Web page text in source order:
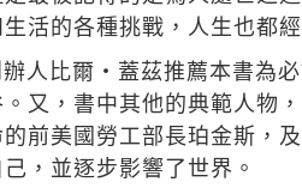
活的各種挑戰，人生也都
人比爾‧蓋茲推薦本書為
又，書中其他的典範人物
前美國勞工部長珀金斯，
，並逐步影響了世界。